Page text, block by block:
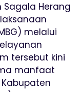
Sagala Herang
melalui
tersebut kini
manfaat